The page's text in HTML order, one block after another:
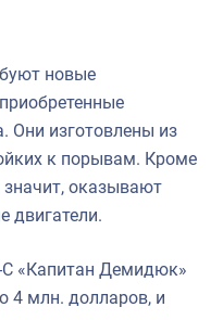
новые
Они изготовлены из
к порывам. Кроме
значит, оказывают
двигатели.
«Капитан Демидюк»
4 млн. долларов, и